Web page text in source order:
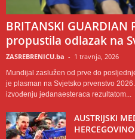
BRITANSKI
propustila odlazak na
ZASREBRENICU.ba - 1 travnja, 2026
Mundijal zaslužen od prve do
je plasman na Svjetsko prvenstvo
izvođenju jedanaesteraca rezultatom...
AUSTRIJSKI